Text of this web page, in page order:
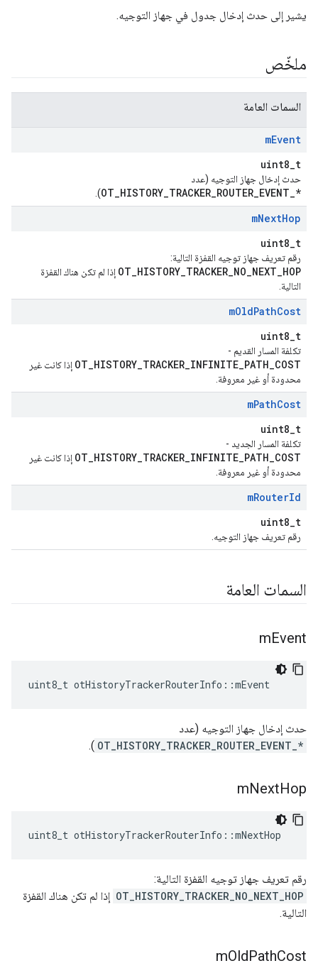
يشير إلى حدث إدخال جدول في جهاز التوجيه.
ملخّص
السمات العامة
mEvent
uint8_t
حدث إدخال جهاز التوجيه (عدد
OT_HISTORY_TRACKER_ROUTER_EVENT_*
).
mNextHop
uint8_t
رقم تعريف جهاز توجيه القفزة التالية:
OT_HISTORY_TRACKER_NO_NEXT_HOP إذا لم تكن هناك القفزة
التالية.
mOldPathCost
uint8_t
تكلفة المسار القديم -
OT_HISTORY_TRACKER_INFINITE_PATH_COST إذا كانت غير
محدودة أو غير معروفة.
mPathCost
uint8_t
تكلفة المسار الجديد -
OT_HISTORY_TRACKER_INFINITE_PATH_COST إذا كانت غير
محدودة أو غير معروفة.
mRouterId
uint8_t
رقم تعريف جهاز التوجيه.
السمات العامة
mEvent
uint8_t otHistoryTrackerRouterInfo ::mEvent
حدث إدخال جهاز التوجيه (عدد
OT_HISTORY_TRACKER_ROUTER_EVENT_*
).
mNextHop
uint8_t otHistoryTrackerRouterInfo ::mNextHop
رقم تعريف جهاز توجيه القفزة التالية:
OT_HISTORY_TRACKER_NO_NEXT_HOP إذا لم تكن هناك القفزة
التالية.
mOldPathCost